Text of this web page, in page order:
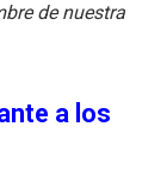
de nuestra
a los